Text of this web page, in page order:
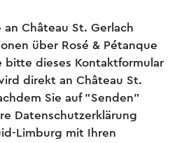
Château St. Gerlach
über Rosé & Pétanque
bitte dieses Kontaktformular
direkt an Château St.
Sie auf "Senden"
Datenschutzerklärung
Limburg mit Ihren